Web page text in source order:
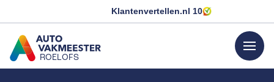
Klantenvertellen.nl 10
ROELOFS
GA NAAR DE HOMEPAGINA
menu